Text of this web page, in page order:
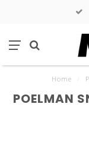
Home
POELMAN